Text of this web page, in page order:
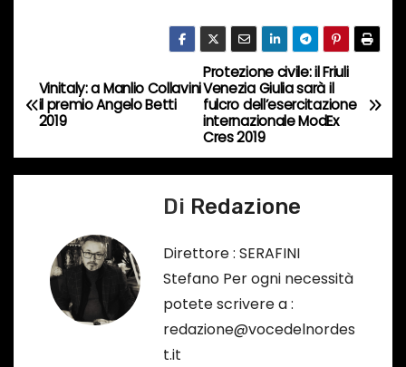
r
s
o
…
N
a
v
Protezione civile: il Friuli
Venezia Giulia sarà il
fulcro dell’esercitazione
internazionale ModEx
Cres 2019
Vinitaly: a Manlio Collavini
il premio Angelo Betti
2019
Di Redazione
Direttore : SERAFINI
Stefano Per ogni necessità
potete scrivere a :
redazione@vocedelnordes
t.it